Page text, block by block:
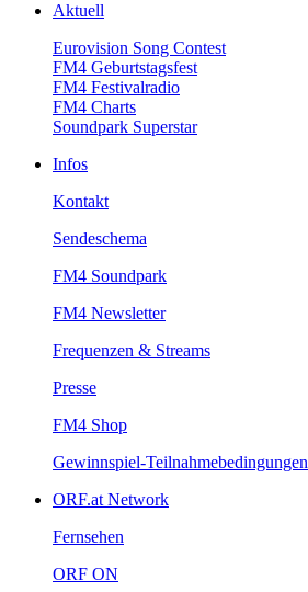
Aktuell
EurovisionSongContest
FM4Geburtstagsfest
FM4Festivalradio
FM4Charts
SoundparkSuperstar
Infos
Kontakt
Sendeschema
FM4Soundpark
FM4Newsletter
Frequenzen&Streams
Presse
FM4Shop
Gewinnspiel-Teilnahmebedingungen
ORF.atNetwork
Fernsehen
ORFON